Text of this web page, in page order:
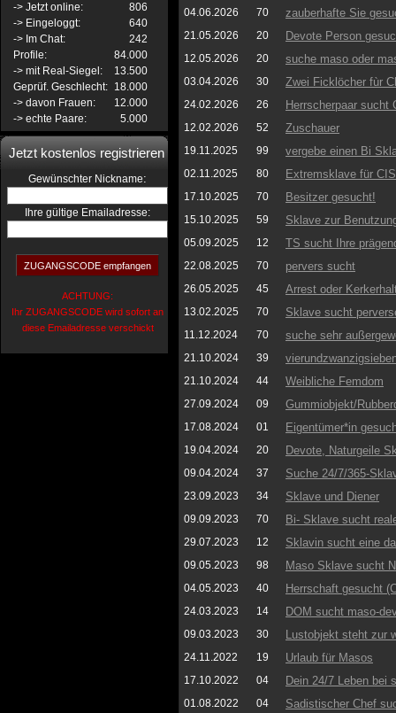
-> Jetzt online:
806
-> Eingeloggt:
640
-> Im Chat:
242
Profile:
84.000
-> mit Real-Siegel:
13.500
Geprüf. Geschlecht: 18.000
-> davon Frauen:
12.000
-> echte Paare:
5.000
Jetzt kostenlos registrieren
Gewünschter Nickname:
Ihre gültige Emailadresse:
ACHTUNG:
Ihr ZUGANGSCODE wird sofort an
diese Emailadresse verschickt
04.06.2026 70 zauberhafte Sie
21.05.2026 20 Devote Person
12.05.2026 20 suche maso oder
03.04.2026 30 Zwei Ficklöcher fùr
24.02.2026 26 Herrscherpaar sucht
12.02.2026 52 Zuschauer
19.11.2025 99 vergebe einen Bi
02.11.2025 80 Extremsklave für
17.10.2025 70 Besitzer gesucht!
15.10.2025 59 Sklave zur
05.09.2025 12 TS sucht Ihre
22.08.2025 70 pervers sucht
26.05.2025 45 Arrest oder
13.02.2025 70 Sklave sucht
11.12.2024 70 suche sehr
21.10.2024 39
21.10.2024 44 Weibliche Femdom
27.09.2024 09 Gummiobjekt/
17.08.2024 01 Eigentümer*in
19.04.2024 20 Devote, Naturgeile
09.04.2024 37 Suche 24/7/365-
23.09.2023 34 Sklave und Diener
09.09.2023 70 Bi- Sklave sucht
29.07.2023 12 Sklavin sucht eine
09.05.2023 98 Maso Sklave sucht
04.05.2023 40 Herrschaft gesucht
24.03.2023 14 DOM sucht maso-
09.03.2023 30 Lustobjekt steht zur
24.11.2022 19 Urlaub für Masos
17.10.2022 04 Dein 24/7 Leben bei
01.08.2022 04 Sadistischer Chef